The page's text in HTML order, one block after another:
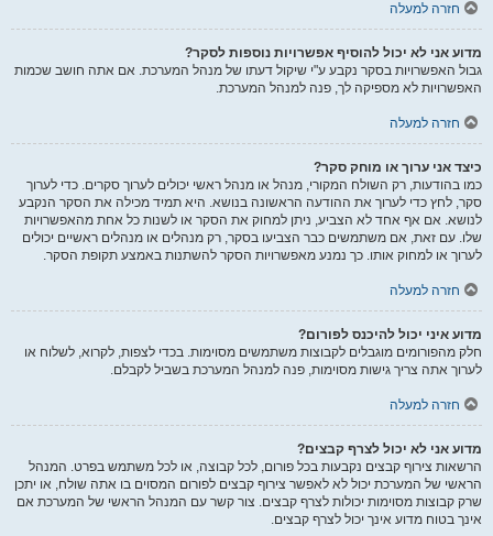
חזרה למעלה
מדוע אני לא יכול להוסיף אפשרויות נוספות לסקר?
גבול האפשרויות בסקר נקבע ע"י שיקול דעתו של מנהל המערכת. אם אתה חושב שכמות
האפשרויות לא מספיקה לך, פנה למנהל המערכת.
חזרה למעלה
כיצד אני ערוך או מוחק סקר?
כמו בהודעות, רק השולח המקורי, מנהל או מנהל ראשי יכולים לערוך סקרים. כדי לערוך
סקר, לחץ כדי לערוך את ההודעה הראשונה בנושא. היא תמיד מכילה את הסקר הנקבע
לנושא. אם אף אחד לא הצביע, ניתן למחוק את הסקר או לשנות כל אחת מהאפשרויות
שלו. עם זאת, אם משתמשים כבר הצביעו בסקר, רק מנהלים או מנהלים ראשיים יכולים
לערוך או למחוק אותו. כך נמנע מאפשרויות הסקר להשתנות באמצע תקופת הסקר.
חזרה למעלה
מדוע איני יכול להיכנס לפורום?
חלק מהפורומים מוגבלים לקבוצות משתמשים מסוימות. בכדי לצפות, לקרוא, לשלוח או
לערוך אתה צריך גישות מסוימות, פנה למנהל המערכת בשביל לקבלם.
חזרה למעלה
מדוע אני לא יכול לצרף קבצים?
הרשאות צירוף קבצים נקבעות בכל פורום, לכל קבוצה, או לכל משתמש בפרט. המנהל
הראשי של המערכת יכול לא לאפשר צירוף קבצים לפורום המסוים בו אתה שולח, או יתכן
שרק קבוצות מסוימות יכולות לצרף קבצים. צור קשר עם המנהל הראשי של המערכת אם
אינך בטוח מדוע אינך יכול לצרף קבצים.